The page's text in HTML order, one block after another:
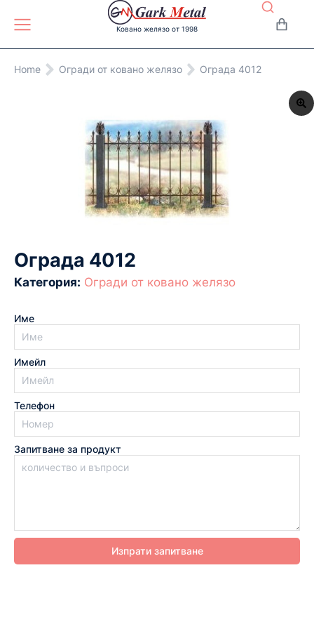
Ковано желязо от 1998
You are here:
Home Огради от ковано желязо Ограда 4012
Ограда 4012
Категория: Огради от ковано желязо
Име
Имейл
Телефон
Запитване за продукт
Изпрати запитване